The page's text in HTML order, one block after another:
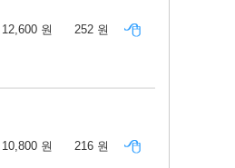
12,600 원 252 원
10,800 원 216 원